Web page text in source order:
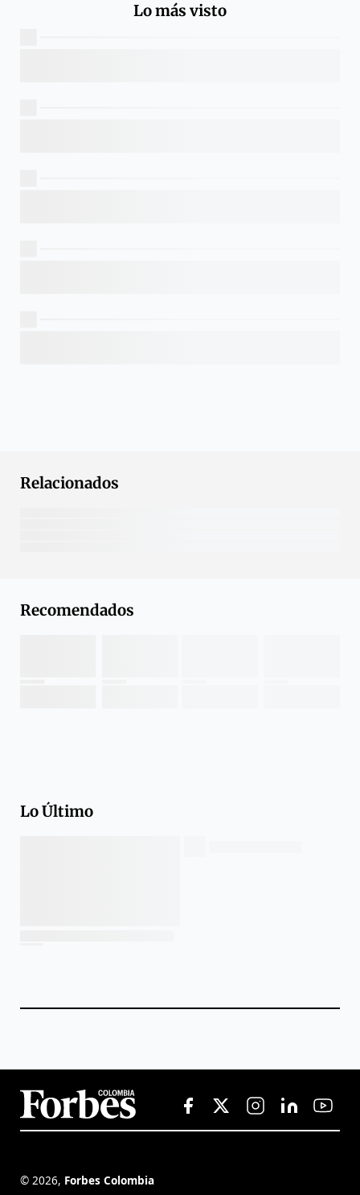
Lo más visto
Relacionados
Recomendados
Lo Último
© 2026, Forbes Colombia